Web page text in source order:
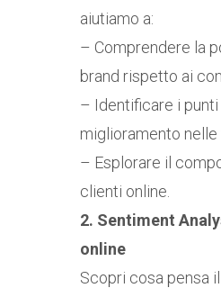
aiutiamo a:
– Comprendere la
brand rispetto ai
– Identificare i
miglioramento nelle
– Esplorare il
clienti online.
2. Sentiment
online
Scopri cosa pensa